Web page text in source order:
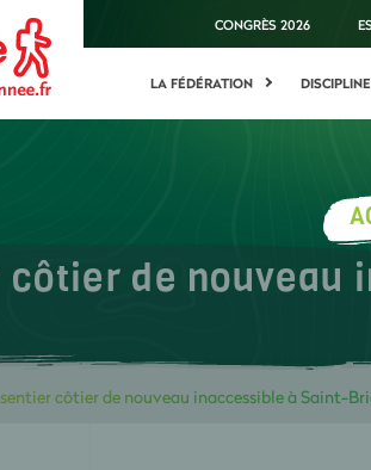
CONGRÈS 2026
LA FÉDÉRATION
de
côtier de nouveau inaccessible à Saint-